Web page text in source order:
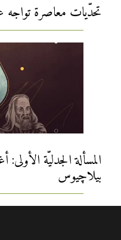
تحدّيات معاصرة تواجه
المسألة الجدليّة
بيلاچيوس